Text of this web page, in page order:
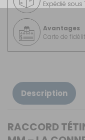
Expédié sous
Avantages
Carte de
Description
RACCORD